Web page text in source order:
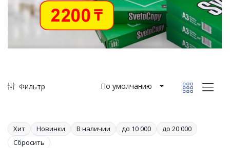
Фильтр По умолчанию
Хит Новинки В наличии до 10 000
до 20 000
Сбросить